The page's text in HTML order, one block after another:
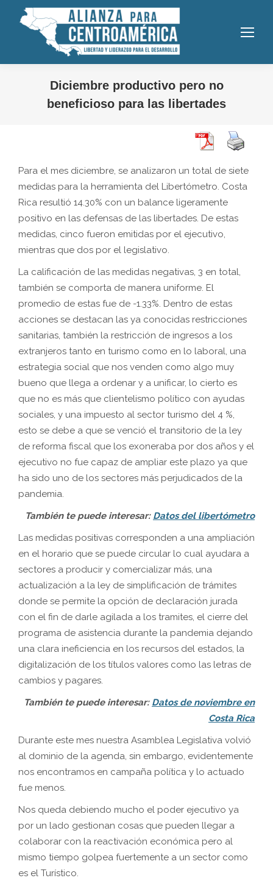
Diciembre productivo pero no
beneficioso para las libertades
Para el mes diciembre, se analizaron un total de siete
medidas para la herramienta del Libertómetro. Costa
Rica resultió 14.30% con un balance ligeramente
positivo en las defensas de las libertades. De estas
medidas, cinco fueron emitidas por el ejecutivo,
mientras que dos por el legislativo.
La calificación de las medidas negativas, 3 en total,
también se comporta de manera uniforme. El
promedio de estas fue de -1.33%. Dentro de estas
acciones se destacan las ya conocidas restricciones
sanitarias, también la restricción de ingresos a los
extranjeros tanto en turismo como en lo laboral, una
estrategia social que nos venden como algo muy
bueno que llega a ordenar y a unificar, lo cierto es
que no es más que clientelismo político con ayudas
sociales, y una impuesto al sector turismo del 4 %,
esto se debe a que se venció el transitorio de la ley
de reforma fiscal que los exoneraba por dos años y el
ejecutivo no fue capaz de ampliar este plazo ya que
ha sido uno de los sectores más perjudicados de la
pandemia.
También te puede interesar: Datos del libertómetro
Las medidas positivas corresponden a una ampliación
en el horario que se puede circular lo cual ayudara a
sectores a producir y comercializar más, una
actualización a la ley de simplificación de trámites
donde se permite la opción de declaración jurada
con el fin de darle agilada a los tramites, el cierre del
programa de asistencia durante la pandemia dejando
una clara ineficiencia en los recursos del estados, la
digitalización de los títulos valores como las letras de
cambios y pagares.
También te puede interesar: Datos de noviembre en
Costa Rica
Durante este mes nuestra Asamblea Legislativa volvió
al dominio de la agenda, sin embargo, evidentemente
nos encontramos en campaña política y lo actuado
fue menos.
Nos queda debiendo mucho el poder ejecutivo ya
por un lado gestionan cosas que pueden llegar a
colaborar con la reactivación económica pero al
mismo tiempo golpea fuertemente a un sector como
es el Turístico.